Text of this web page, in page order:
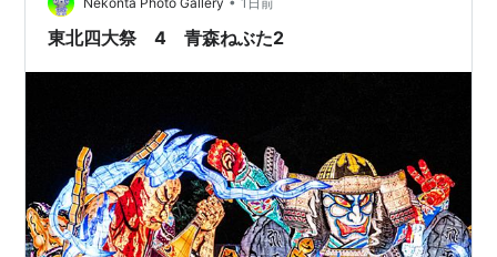
東北四大祭 4 青森ねぶた2